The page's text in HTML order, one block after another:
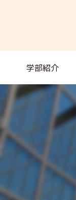
学部紹介